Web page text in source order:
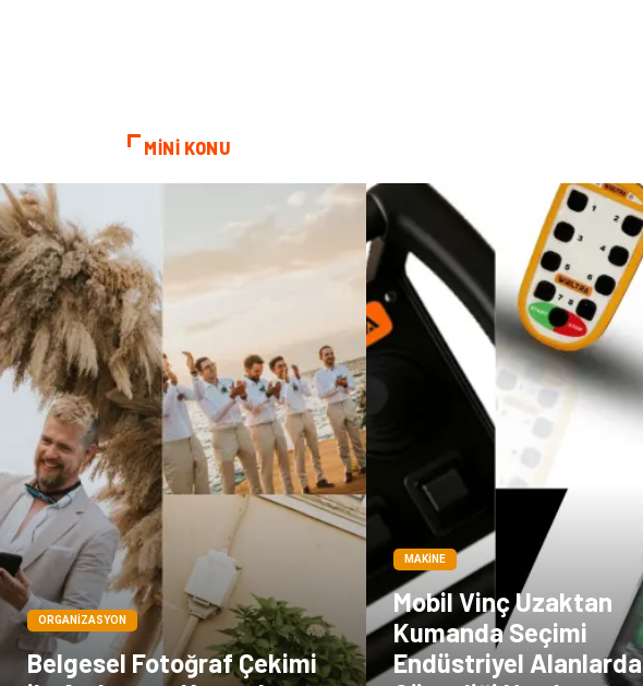
MİNİ KONU
ORGANIZASYON
Belgesel Fotoğraf Çekimi
MAKINE
Mobil Vinç Uzaktan
Kumanda Seçimi
Endüstriyel Alanlarda